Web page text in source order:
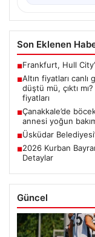
Son Eklenen
■Frankfurt, Hull
■Altın fiyatları canlı
düştü mü, çıktı
fiyatları
■Çanakkale’de
annesi yoğun
■Üsküdar
■2026 Kurban
Detaylar
Güncel